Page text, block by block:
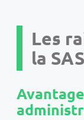
Les
la